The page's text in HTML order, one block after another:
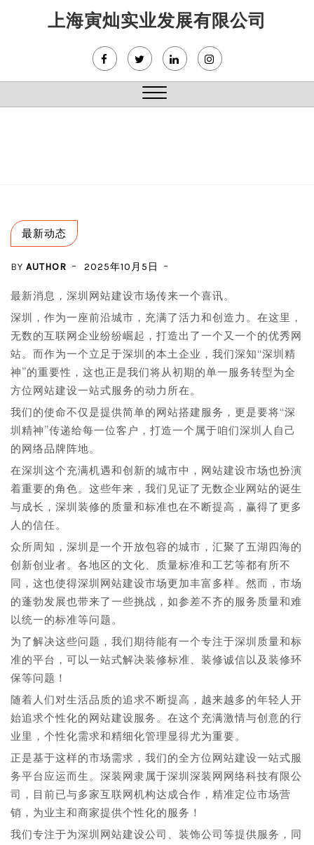
上海寅灿实业发展有限公司
Close
最新动态
BY AUTHOR 2025年10月5日
最新消息，深圳网站建设市场传来一个喜讯。
深圳，作为一座前沿城市，充满了活力和创造力。在这里，
无数的互联网企业纷纷崛起，打造出了一个又一个的优秀网
站。而作为一个立足于深圳的本土企业，我们深知“深圳精
神”的重要性，这也正是我们将从初期的单一服务转型为全
方位网站建设一站式服务的动力所在。
我们的使命不仅是提供简单的网站搭建服务，更是要将“深
圳精神”传递给每一位客户，打造一个属于咱们深圳人自己
的网络品牌阵地。
在深圳这个充满机遇和创新的城市中，网站建设市场也扮演
着重要的角色。这些年来，我们见证了无数企业网站的诞生
与成长，深圳装修的质量和标准也在不断提高，赢得了更多
人的信任。
众所周知，深圳是一个开放包容的城市，汇聚了五湖四海的
创新创业者。各地区的文化、质量标准和工艺等都有所不
同，这也使得深圳网站建设市场更加丰富多样。然而，市场
的蓬勃发展也带来了一些挑战，如参差不齐的服务质量和难
以统一的标准等问题。
为了解决这些问题，我们期待能有一个专注于深圳质量和标
准的平台，可以一站式解决装修标准、装修诚信以及装修环
保等问题！
随着人们对生活品质的追求不断提高，越来越多的年轻人开
始追求个性化的网站建设服务。在这个充满激情与创意的行
业里，个性化需求和精细化管理显得尤为重要。
正是基于这样的市场需求，我们的全方位网站建设一站式服
务平台应运而生。深装网隶属于深圳深装网网络科技有限公
司，目前已与多家互联网机构达成合作，精准定位市场营
销，为业主和商家提供个性化的服务！
我们专注于为深圳网站建设公司、装饰公司等提供服务，同